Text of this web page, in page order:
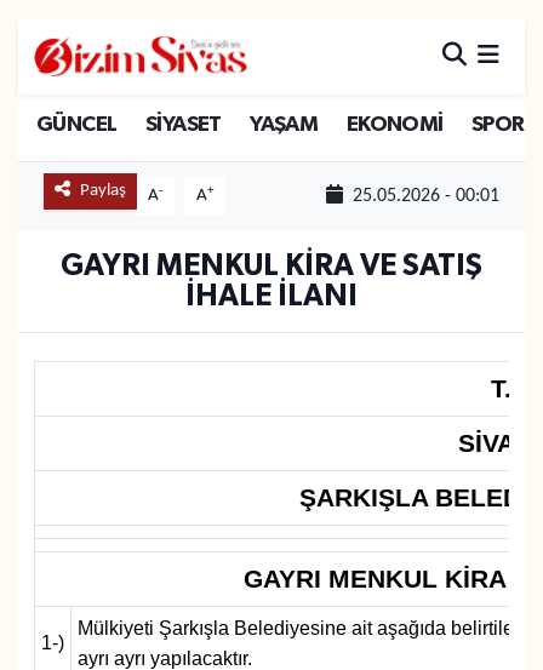
GÜNCEL SİYASET YAŞAM EKONOMİ SPOR
Paylaş A- A+ 25.05.2026 - 00:01
GAYRI MENKUL KİRA VE SATIŞ
İHALE İLANI
T.C.
SİVAS
ŞARKIŞLA
GAYRI MENKUL KİRA
1-)
Mülkiyeti Şarkışla Belediyesine ait aşağıda belirtilen
ayrı ayrı yapılacaktır.
DİĞER
DÜNYA
EĞİTİM
KÜLTÜR
Sivas Namaz Vakitleri
Sivas Trafik Yoğunluk Haritası
Süper Lig Puan Durumu ve Fikstür
Haber Arşivi